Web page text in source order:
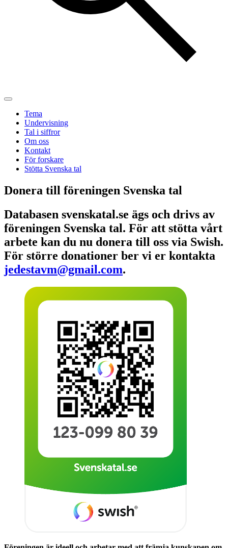
Tema
Undervisning
Tal i siffror
Om oss
Kontakt
För forskare
Stötta Svenska tal
Donera till föreningen Svenska tal
Databasen svenskatal.se ägs och drivs av
föreningen Svenska tal. För att stötta vårt
arbete kan du nu donera till oss via Swish.
För större donationer ber vi er kontakta
jedestavm@gmail.com.